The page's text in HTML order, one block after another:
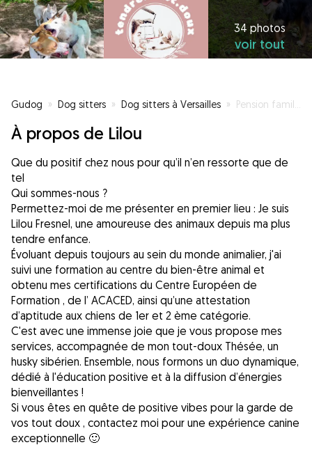
34 photos
voir tout
Gudog » Dog sitters » Dog sitters à Versailles » Pension familiale/balade éducative/éducation - comportement
À propos de Lilou
Que du positif chez nous pour qu’il n’en ressorte que de
tel
Qui sommes-nous ?
Permettez-moi de me présenter en premier lieu : Je suis
Lilou Fresnel, une amoureuse des animaux depuis ma plus
tendre enfance.
Évoluant depuis toujours au sein du monde animalier, j'ai
suivi une formation au centre du bien-être animal et
obtenu mes certifications du Centre Européen de
Formation , de l’ ACACED, ainsi qu’une attestation
d’aptitude aux chiens de 1er et 2 ème catégorie.
C'est avec une immense joie que je vous propose mes
services, accompagnée de mon tout-doux Thésée, un
husky sibérien. Ensemble, nous formons un duo dynamique,
dédié à l'éducation positive et à la diffusion d’énergies
bienveillantes !
Si vous êtes en quête de positive vibes pour la garde de
vos tout doux , contactez moi pour une expérience canine
exceptionnelle 🙂